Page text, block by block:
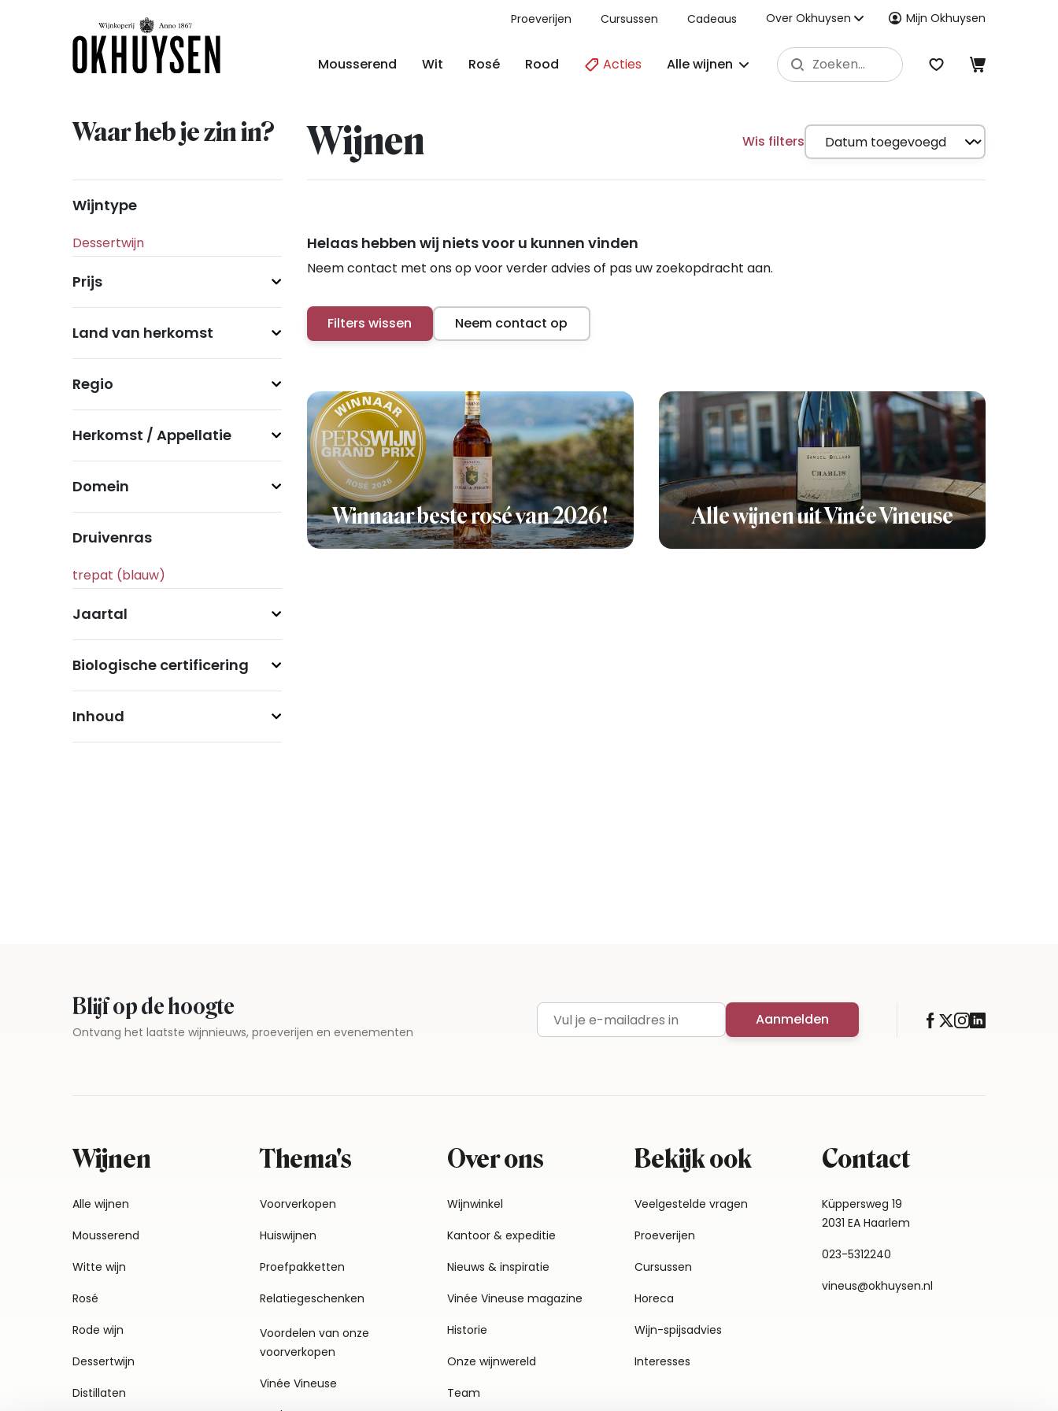
Proeverijen Cursussen Cadeaus Over Okhuysen Mijn Okhuysen
Mousserend Wit Rosé Rood Acties Alle wijnen
Waar heb je zin in? Wijnen Wis filters
Wijntype
Prijs
Land van herkomst
Regio
Herkomst / Appellatie
Domein
Druivenras
Jaartal
Biologische certificering
Inhoud
Helaas hebben wij niets voor u kunnen vinden
Neem contact met ons op voor verder advies of pas uw zoekopdracht aan.
Filters wissen Neem contact op
Winnaar beste rosé van 2026! Alle wijnen uit Vinée Vineuse
Blijf op de hoogte
Ontvang het laatste wijnnieuws, proeverijen en evenementen E-mailadres Aanmelden
Wijnen
Alle wijnen
Mousserend
Witte wijn
Rosé
Rode wijn
Dessertwijn
Distillaten
Thema's
Voorverkopen
Huiswijnen
Proefpakketten
Relatiegeschenken
Voordelen van onze
voorverkopen
Vinée Vineuse
Over ons
Wijnwinkel
Kantoor & expeditie
Nieuws & inspiratie
Vinée Vineuse magazine
Historie
Onze wijnwereld
Team
Bekijk ook
Veelgestelde vragen
Proeverijen
Cursussen
Horeca
Wijn-spijsadvies
Interesses
Contact
Küppersweg 19
2031 EA Haarlem
023-5312240
vineus@okhuysen.nl